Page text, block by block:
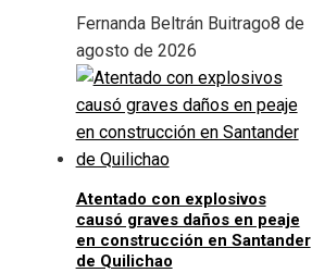
Fernanda Beltrán Buitrago8 de
agosto de 2026
Atentado con explosivos
causó graves daños en peaje
en construcción en Santander
de Quilichao